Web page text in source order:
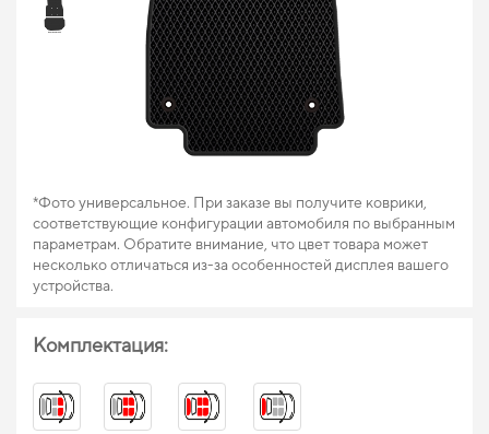
*Фото универсальное. При заказе вы получите коврики,
соответствующие конфигурации автомобиля по выбранным
параметрам. Обратите внимание, что цвет товара может
несколько отличаться из-за особенностей дисплея вашего
устройства.
Комплектация: